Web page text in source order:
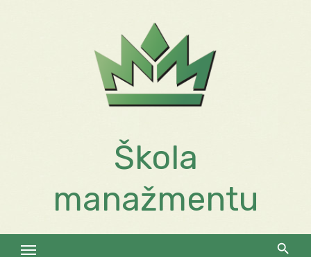
Škola
manažmentu